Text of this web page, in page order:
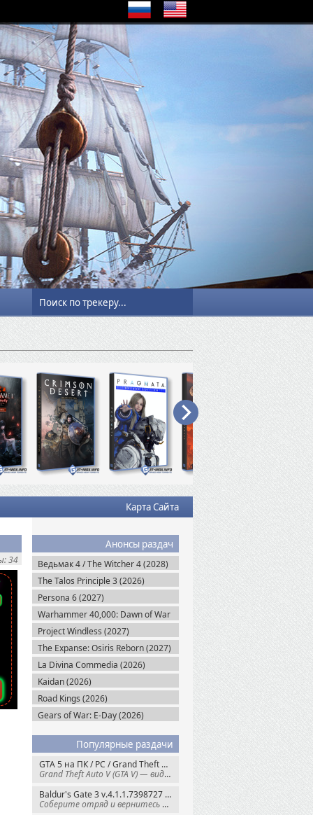
Карта Сайта
Анонсы раздач
Ведьмак 4 / The Witcher 4 (2028)
The Talos Principle 3 (2026)
Persona 6 (2027)
Warhammer 40,000: Dawn of War
IV (2026)
Project Windless (2027)
The Expanse: Osiris Reborn (2027)
La Divina Commedia (2026)
Kaidan (2026)
Road Kings (2026)
Gears of War: E-Day (2026)
Популярные раздачи
GTA 5 на ПК / PC / Grand Theft Auto V: Premium Edition (2015) Steam-Rip
Grand Theft Auto V (GTA V) — видеоигра из
Baldur's Gate 3 v.4.1.1.7398727 + Все DLC (2023) GOG-Rip
Соберите отряд и вернитесь в Забытые
34